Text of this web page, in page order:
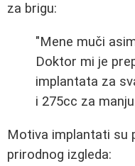
za brigu:
"Mene muči
Doktor mi je
implantata za
i 275cc za
Motiva implantati su
prirodnog izgleda: